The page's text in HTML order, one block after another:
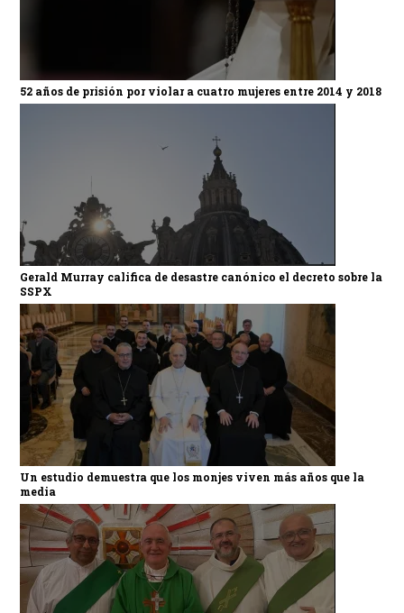
52 años de prisión por violar a cuatro mujeres entre 2014 y 2018
Gerald Murray califica de desastre canónico el decreto sobre la
SSPX
Un estudio demuestra que los monjes viven más años que la
media